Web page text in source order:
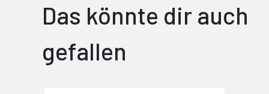
Das könnte dir auch
gefallen